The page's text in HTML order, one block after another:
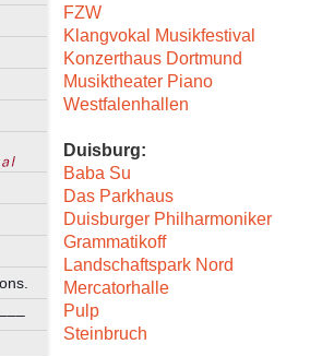
FZW
Klangvokal Musikfestival
Konzerthaus Dortmund
Musiktheater Piano
Westfalenhallen
Duisburg:
Baba Su
Das Parkhaus
Duisburger Philharmoniker
Grammatikoff
Landschaftspark Nord
Mercatorhalle
Pulp
Steinbruch